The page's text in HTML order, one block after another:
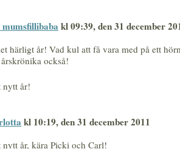
mumsfillibaba kl 09:39, den 31 december
härligt år! Vad kul att få vara med på ett
också!
nytt år!
kl 10:19, den 31 december 2011
nytt år, kära Picki och Carl!